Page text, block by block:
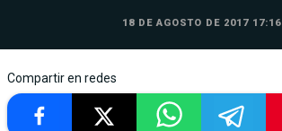
18 DE AGOSTO DE 2017 17:16
Compartir en redes